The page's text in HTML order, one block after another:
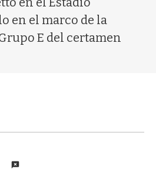
en el marco de la
E del certamen